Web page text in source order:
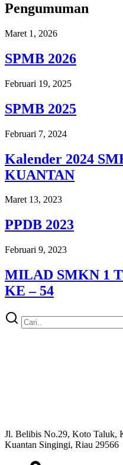
Pengumuman
Maret 1, 2026
SPMB 2026
Februari 19, 2025
SPMB 2025
Februari 7, 2024
Kalender 2024
KUANTAN
Maret 13, 2023
PPDB 2023
Februari 9, 2023
MILAD SMKN 1
KE – 54
Jl. Belibis No.29, Koto Taluk,
Kuantan Singingi, Riau 29566